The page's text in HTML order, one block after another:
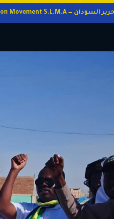
حركة تحرير السودان — Sudan Liberation Movement S.L.M.A